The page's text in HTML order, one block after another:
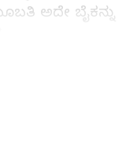
ಅದೇ ಬೈಕನ್ನು